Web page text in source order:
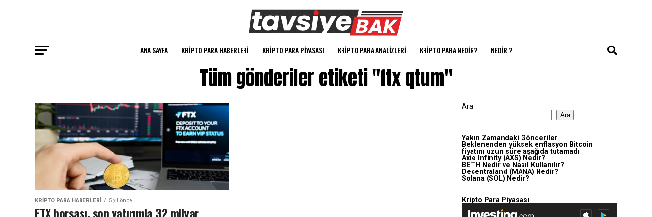
ANA SAYFA KRIPTO PARA HABERLERI KRIPTO PARA PIYASASI KRIPTO PARA ANALIZLERI KRIPTO PARA NEDIR? NEDIR ?
Tüm gönderiler etiketi "ftx qtum"
KRIPTO PARA HABERLERI 5 yıl önce
FTX borsası, son yatırımla 32 milyar
Ara
Ara
Yakın Zamandaki Gönderiler
Beklenenden yüksek enflasyon Bitcoin
fiyatını uzun süre aşağıda tutamadı
Axie Infinity (AXS) Nedir?
BETH Nedir ve Nasıl Kullanılır?
Decentraland (MANA) Nedir?
Solana (SOL) Nedir?
Kripto Para Piyasası